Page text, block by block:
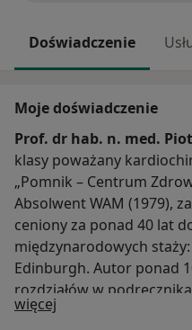
Doświadczenie
Moje doświadczenie
Prof. dr hab. n. med.
klasy poważany
„Pomnik – Centrum
Absolwent WAM (1979),
ceniony za ponad 40 lat
międzynarodowych
Edinburgh. Autor ponad
rozdziałów w
operacji u noworodków
więcej